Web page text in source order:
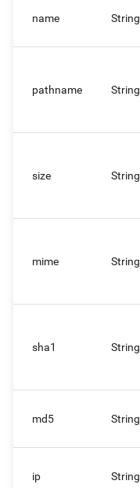
name String
pathname String
size String
mime String
sha1 String
md5 String
ip String